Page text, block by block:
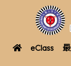
eClass